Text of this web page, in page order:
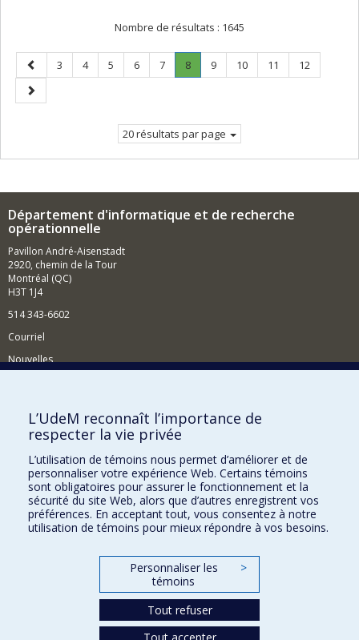
Nombre de résultats : 1645
Page
précédente
Page
3 Page
4 Page
5 Page
6 Page
7 Page
8.
Page
Page
9 Page
10 Page
11 Page
12
Page
suivante
20 résultats par page
Département d'informatique et de recherche
opérationnelle
Pavillon André-Aisenstadt
2920, chemin de la Tour
Montréal (QC)
H3T 1J4
514 343-6602
Courriel
Nouvelles
Comment soutenir le Département?
BESOIN D'AIDE?
Plan du site
Signaler une erreur
Accessibilité
FACULTÉ DES ARTS ET DES SCIENCES
Nos départements et écoles
L’UdeM reconnaît l’importance de
respecter la vie privée
L’utilisation de témoins nous permet d’améliorer et de
personnaliser votre expérience Web. Certains témoins
sont obligatoires pour assurer le fonctionnement et la
sécurité du site Web, alors que d’autres enregistrent vos
préférences. En acceptant tout, vous consentez à notre
utilisation de témoins pour mieux répondre à vos besoins.
Personnaliser les
témoins
>
Tout refuser